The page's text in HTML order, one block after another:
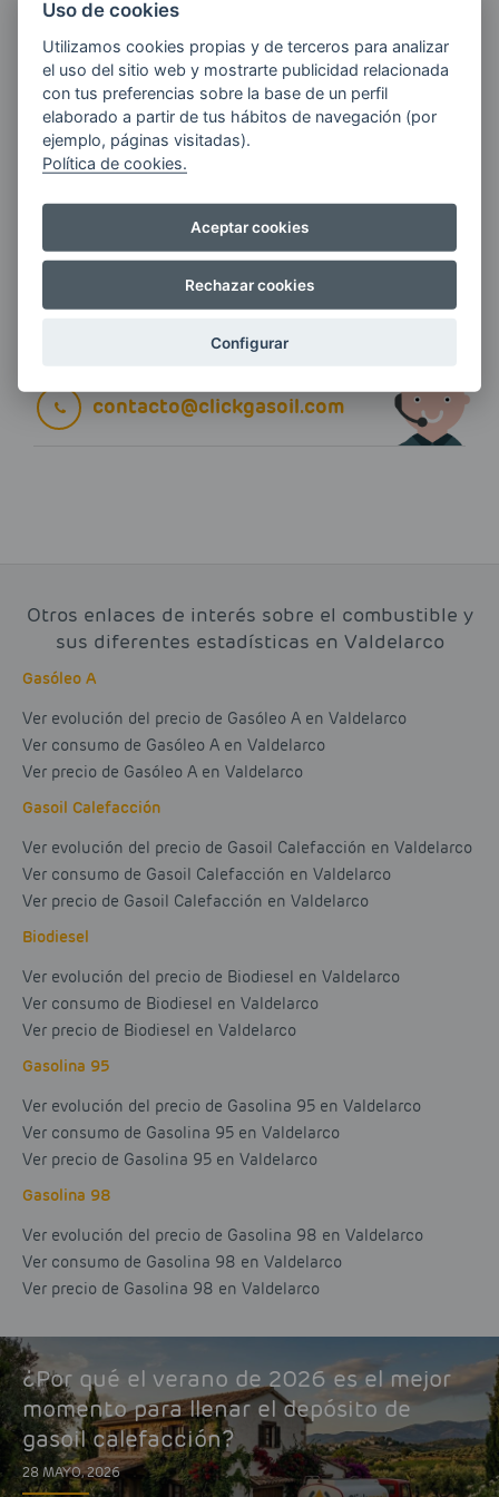
E-MAIL
Quiero recibir las últimas novedades de AVIA
electrónico.Más información
Si tienes alguna duda durante el
contacto@clickgasoil.com
Otros enlaces de interés sobre el combustible y
sus diferentes estadísticas en Valdelarco
Gasóleo A
Ver evolución del precio de Gasóleo A en Valdelarco
Ver consumo de Gasóleo A en Valdelarco
Ver precio de Gasóleo A en Valdelarco
Gasoil Calefacción
Ver evolución del precio de Gasoil Calefacción en Valdelarco
Ver consumo de Gasoil Calefacción en Valdelarco
Ver precio de Gasoil Calefacción en Valdelarco
Biodiesel
Ver evolución del precio de Biodiesel en Valdelarco
Ver consumo de Biodiesel en Valdelarco
Ver precio de Biodiesel en Valdelarco
Gasolina 95
Ver evolución del precio de Gasolina 95 en Valdelarco
Ver consumo de Gasolina 95 en Valdelarco
Ver precio de Gasolina 95 en Valdelarco
Gasolina 98
Ver evolución del precio de Gasolina 98 en Valdelarco
Ver consumo de Gasolina 98 en Valdelarco
Ver precio de Gasolina 98 en Valdelarco
¿Por qué el verano de 2026 es el mejor
momento para llenar el depósito de
gasoil calefacción?
28 MAYO, 2026
Uso de cookies
Utilizamos cookies propias y de terceros para analizar
el uso del sitio web y mostrarte publicidad relacionada
con tus preferencias sobre la base de un perfil
elaborado a partir de tus hábitos de navegación (por
ejemplo, páginas visitadas).
Política de cookies.
Aceptar cookies
Rechazar cookies
Configurar